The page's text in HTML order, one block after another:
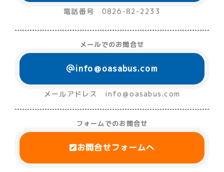
電話番号 0826-82-2233
メールでのお問合せ
info＠oasabus.com
メールアドレス info＠oasabus.com
フォームでのお問合せ
お問合せフォームへ